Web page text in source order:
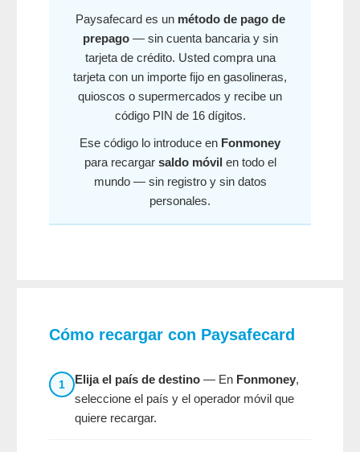
Paysafecard es un método de pago de
prepago— sin cuenta bancaria y sin
tarjeta de crédito. Usted compra una
tarjeta con un importe fijo en gasolineras,
quioscos o supermercados y recibe un
código PIN de 16 dígitos.
Ese código lo introduce en Fonmoney
para recargar saldo móvil en todo el
mundo — sin registro y sin datos
personales.
Cómo recargar con Paysafecard
1 Elija el país de destino — En Fonmoney,
seleccione el país y el operador móvil que
quiere recargar.